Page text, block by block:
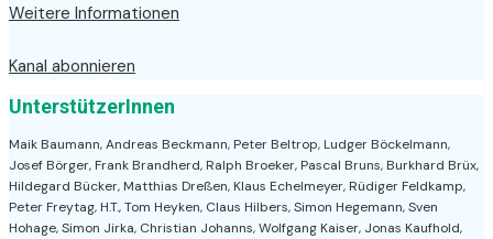
Weitere Informationen
Kanal abonnieren
UnterstützerInnen
Maik Baumann, Andreas Beckmann, Peter Beltrop, Ludger Böckelmann,
Josef Börger, Frank Brandherd, Ralph Broeker, Pascal Bruns, Burkhard Brüx,
Hildegard Bücker, Matthias Dreßen, Klaus Echelmeyer, Rüdiger Feldkamp,
Peter Freytag, H.T., Tom Heyken, Claus Hilbers, Simon Hegemann, Sven
Hohage, Simon Jirka, Christian Johanns, Wolfgang Kaiser, Jonas Kaufhold,